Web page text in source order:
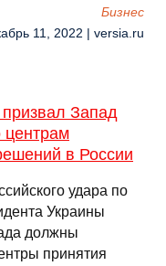
Бизнес
11, 2022 | versia.ru
Запад
центрам
в России
удара по
Украины
должны
принятия